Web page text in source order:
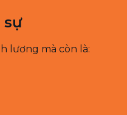
sự
lương mà còn là: